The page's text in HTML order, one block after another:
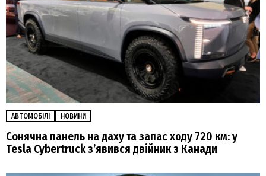
АВТОМОБІЛІ НОВИНИ
Сонячна панель на даху та запас ходу 720 км: у
Tesla Cybertruck з’явився двійник з Канади